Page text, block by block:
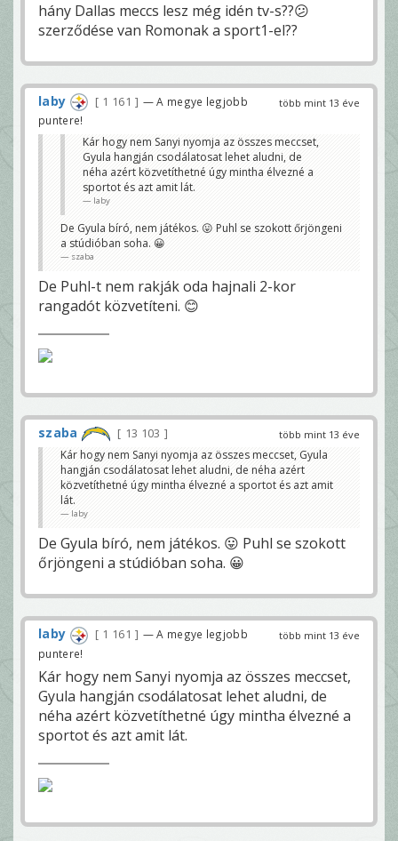
hány Dallas meccs lesz még idén tv-s??😕
szerződése van Romonak a sport1-el??
több mint 13 éve
laby 1 161
— A megye legjobb
puntere!
Kár hogy nem Sanyi nyomja az összes meccset,
Gyula hangján csodálatosat lehet aludni, de
néha azért közvetíthetné úgy mintha élvezné a
sportot és azt amit lát.
laby
De Gyula bíró, nem játékos. 😛 Puhl se szokott őrjöngeni
a stúdióban soha. 😀
szaba
De Puhl-t nem rakják oda hajnali 2-kor
rangadót közvetíteni. 😊
több mint 13 éve
szaba
13 103
Kár hogy nem Sanyi nyomja az összes meccset, Gyula
hangján csodálatosat lehet aludni, de néha azért
közvetíthetné úgy mintha élvezné a sportot és azt amit
lát.
laby
De Gyula bíró, nem játékos. 😛 Puhl se szokott
őrjöngeni a stúdióban soha. 😀
több mint 13 éve
laby 1 161
— A megye legjobb
puntere!
Kár hogy nem Sanyi nyomja az összes meccset,
Gyula hangján csodálatosat lehet aludni, de
néha azért közvetíthetné úgy mintha élvezné a
sportot és azt amit lát.